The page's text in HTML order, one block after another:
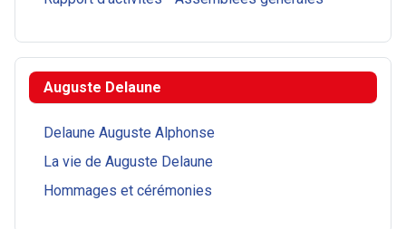
Auguste Delaune
Delaune Auguste Alphonse
La vie de Auguste Delaune
Hommages et cérémonies